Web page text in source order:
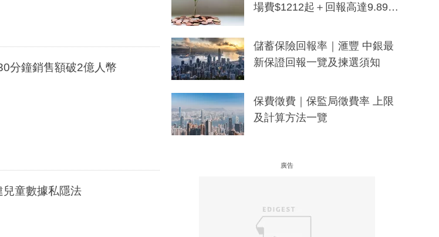
分鐘銷售額破2億人幣
童數據私隱法
場費$1212起＋回報高達9.89
儲蓄保險回報率｜滙豐 中銀最
新保證回報一覽及揀選須知
保費徵費｜保監局徵費率 上限
及計算方法一覽
廣告